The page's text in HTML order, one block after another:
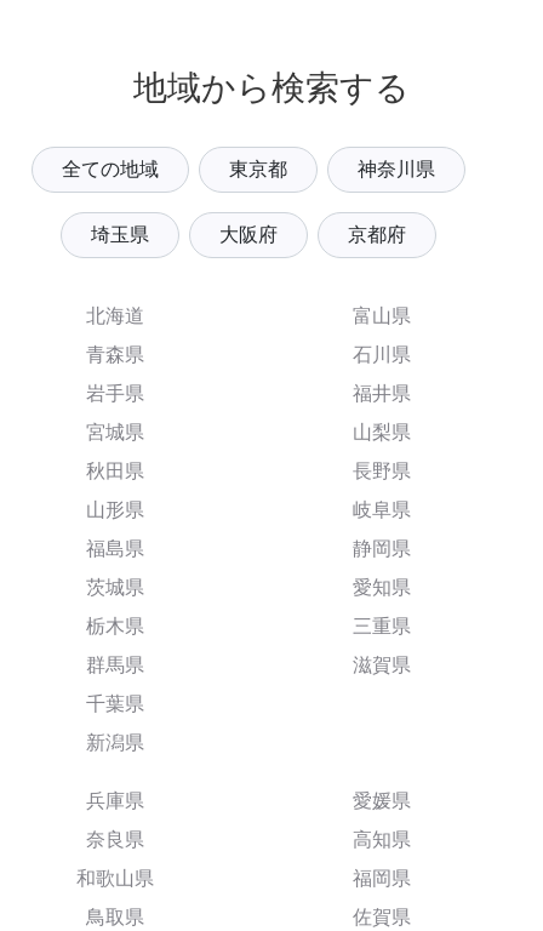
地域から検索する
全ての地域 東京都 神奈川県
埼玉県 大阪府 京都府
北海道
青森県
岩手県
宮城県
秋田県
山形県
福島県
茨城県
栃木県
群馬県
千葉県
新潟県
富山県
石川県
福井県
山梨県
長野県
岐阜県
静岡県
愛知県
三重県
滋賀県
兵庫県
奈良県
和歌山県
鳥取県
愛媛県
高知県
福岡県
佐賀県